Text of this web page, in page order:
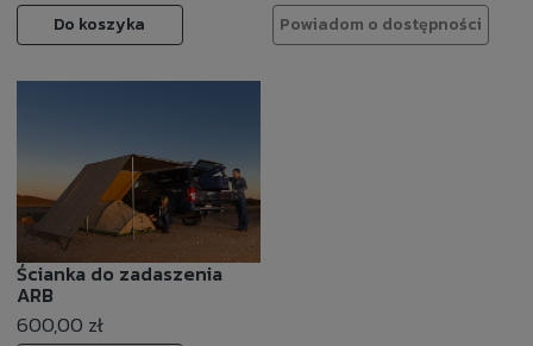
Do koszyka Powiadom o dostępności
Ścianka do zadaszenia
ARB
600,00 zł